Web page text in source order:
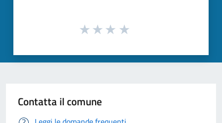
Contatta il comune